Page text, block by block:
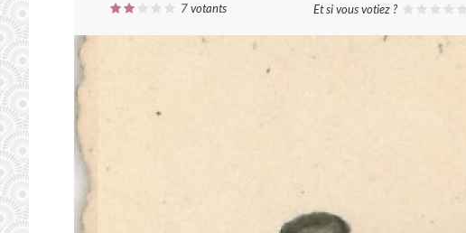
7votants Et si vous votiez ?